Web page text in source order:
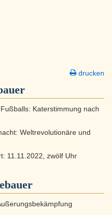
drucken
Katerstimmung nach
Weltrevolutionäre und
11.11.2022, zwölf Uhr